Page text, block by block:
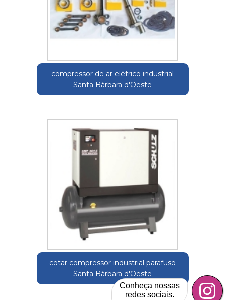
compressor de ar elétrico industrial
Santa Bárbara d'Oeste
cotar compressor industrial parafuso
Santa Bárbara d'Oeste
Conheça nossas
redes sociais.